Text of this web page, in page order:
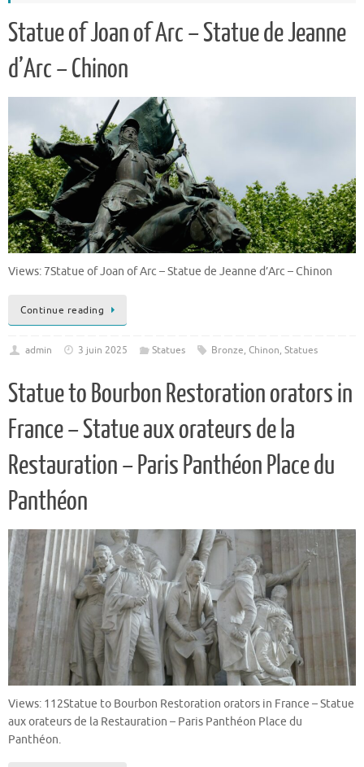
Statue of Joan of Arc – Statue de Jeanne
d’Arc – Chinon
Views: 7Statue of Joan of Arc – Statue de Jeanne d’Arc – Chinon
Continue reading
admin 3 juin 2025 Statues Bronze,Chinon,Statues
Statue to Bourbon Restoration orators in
France – Statue aux orateurs de la
Restauration – Paris Panthéon Place du
Panthéon
Views: 112Statue to Bourbon Restoration orators in France – Statue
aux orateurs de la Restauration – Paris Panthéon Place du
Panthéon.